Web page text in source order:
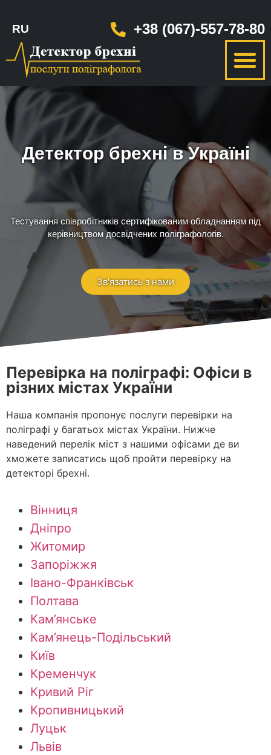
RU +38 (067)-557-78-80
Детектор брехні в Україні
Тестування співробітників сертифікованим обладнанням під
керівництвом досвідчених поліграфологів.
Зв'язатись з нами
Перевірка на поліграфі: Офіси в
різних містах України
Наша компанія пропонує послуги перевірки на
поліграфі у багатьох містах України. Нижче
наведений перелік міст з нашими офісами де ви
хможете записатись щоб пройти перевірку на
детекторі брехні.
Вінниця
Дніпро
Житомир
Запоріжжя
Івано-Франківськ
Полтава
Кам’янське
Кам’янець-Подільський
Київ
Кременчук
Кривий Ріг
Кропивницький
Луцьк
Львів